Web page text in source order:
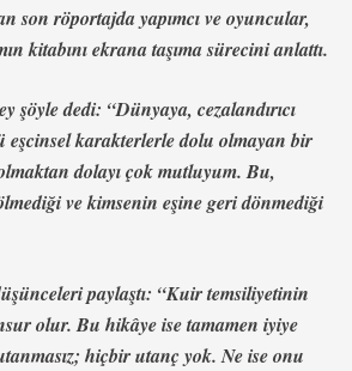
son röportajda yapımcı ve oyuncular,
kitabını ekrana taşıma sürecini anlattı.
şöyle dedi: “Dünyaya, cezalandırıcı
eşcinsel karakterlerle dolu olmayan bir
dolayı çok mutluyum. Bu,
ve kimsenin eşine geri dönmediği
paylaştı: “Kuir temsiliyetinin
olur. Bu hikâye ise tamamen iyiye
hiçbir utanç yok. Ne ise onu